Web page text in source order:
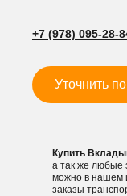
+7 (978) 095-28-
Уточнить
Купить
а так же любые
можно в нашем
заказы